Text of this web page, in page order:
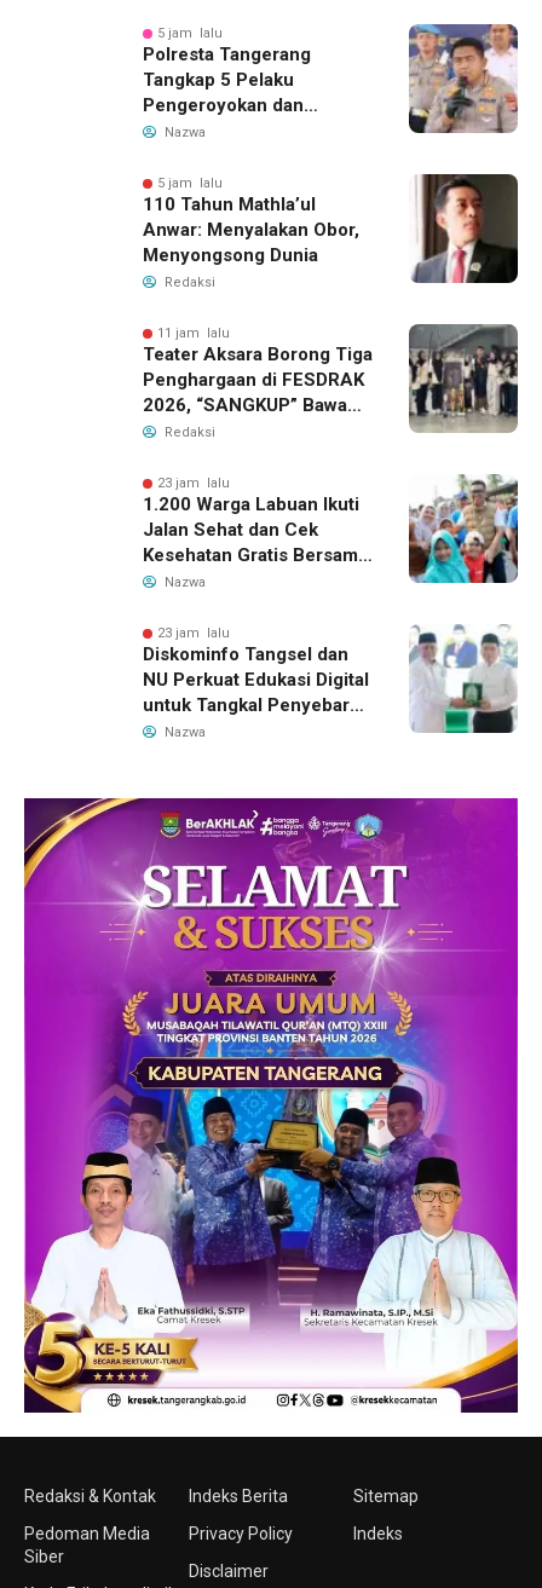
5 jam lalu
Polresta Tangerang
Tangkap 5 Pelaku
Pengeroyokan dan
Kekerasan Seksual di
Nazwa
5 jam lalu
110 Tahun Mathla’ul
Anwar: Menyalakan Obor,
Menyongsong Dunia
Redaksi
11 jam lalu
Teater Aksara Borong Tiga
Penghargaan di FESDRAK
2026, “SANGKUP” Bawa
Pulang Juara 2 Grup
Redaksi
23 jam lalu
1.200 Warga Labuan Ikuti
Jalan Sehat dan Cek
Kesehatan Gratis Bersama
Gubernur Banten
Nazwa
23 jam lalu
Diskominfo Tangsel dan
NU Perkuat Edukasi Digital
untuk Tangkal Penyebaran
Hoaks
Nazwa
Redaksi & Kontak
Pedoman Media
Siber
Indeks Berita
Privacy Policy
Disclaimer
Sitemap
Indeks